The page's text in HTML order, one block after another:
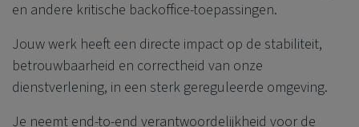
en andere kritische backoffice‑toepassingen.
Jouw werk heeft een directe impact op de stabiliteit,
betrouwbaarheid en correctheid van onze
dienstverlening, in een sterk gereguleerde omgeving.
Je neemt end‑to‑end verantwoordelijkheid voor de